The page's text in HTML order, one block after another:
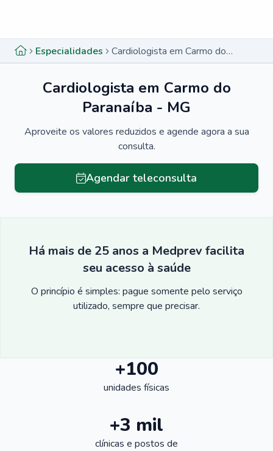
Especialidades Cardiologista em Carmo do Paranaíba - MG
Cardiologista em Carmo do
Paranaíba - MG
Aproveite os valores reduzidos e agende agora a sua
consulta.
Agendar teleconsulta
Há mais de 25 anos a Medprev facilita
seu acesso à saúde
O princípio é simples: pague somente pelo serviço
utilizado, sempre que precisar.
+100
unidades físicas
+3 mil
clínicas e postos de